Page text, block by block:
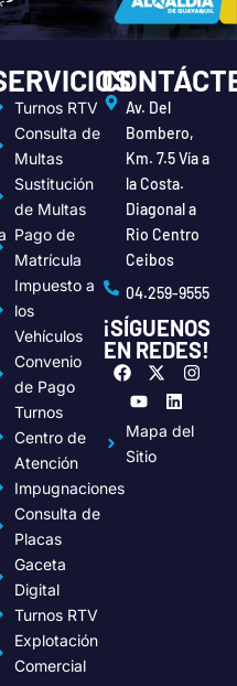
Turnos RTV
Consulta de
Multas
Sustitución
de Multas
Pago de
Matrícula
Impuesto a
los
Vehículos
Convenio
de Pago
Turnos
Centro de
Atención
Impugnaciones
Consulta de
Placas
Gaceta
Digital
Turnos RTV
Explotación
Comercial
Av. Del
Bombero,
Km. 7.5 Vía a
la Costa.
Diagonal a
Rio Centro
Ceibos
04.259-9555
¡SÍGUENOS
EN REDES!
F
a
c
e
b
o
k
X
-
i
t
I
n
t
a
Y
u
t
u
b
n
k
e
Mapa del
Sitio